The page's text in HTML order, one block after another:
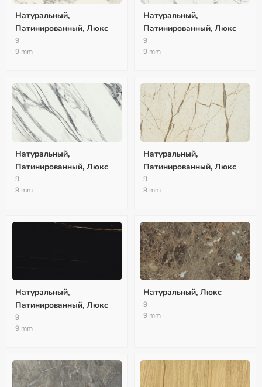
Натуральный,
Патинированный, Люкс
9
9 mm
Натуральный,
Патинированный, Люкс
9
9 mm
Натуральный,
Патинированный, Люкс
9
9 mm
Натуральный,
Патинированный, Люкс
9
9 mm
Натуральный,
Патинированный, Люкс
9
9 mm
Натуральный, Люкс
9
9 mm